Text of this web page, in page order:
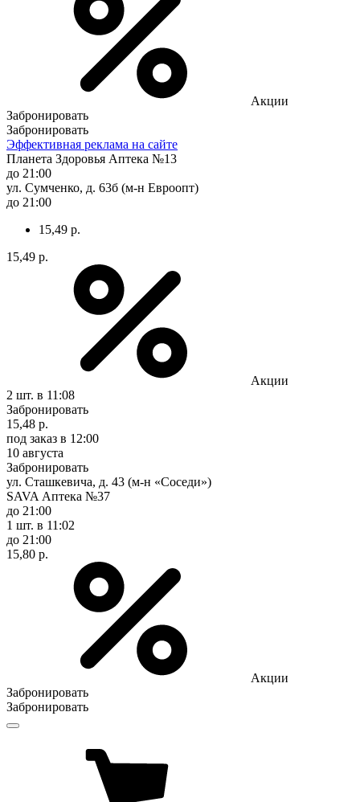
Акции
Забронировать
Забронировать
Эффективная реклама на сайте
Планета Здоровья Аптека №13
до 21:00
ул. Сумченко, д. 63б (м-н Евроопт)
до 21:00
15,49 р.
15,49 р.
Акции
2 шт. в 11:08
Забронировать
15,48 р.
под заказ в 12:00
10 августа
Забронировать
ул. Сташкевича, д. 43 (м-н «Соседи»)
SAVA Аптека №37
до 21:00
1 шт. в 11:02
до 21:00
15,80 р.
Акции
Забронировать
Забронировать